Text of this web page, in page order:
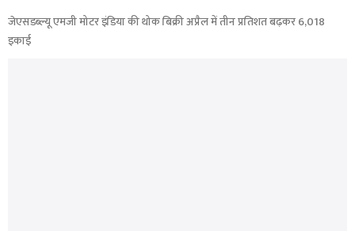
जेएसडब्ल्यू एमजी मोटर इंडिया की थोक बिक्री अप्रैल में तीन प्रतिशत बढ़कर 6,018
इकाई